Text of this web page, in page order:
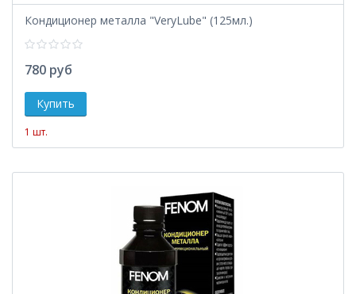
Кондиционер металла "VeryLube" (125мл.)
780 руб
1 шт.